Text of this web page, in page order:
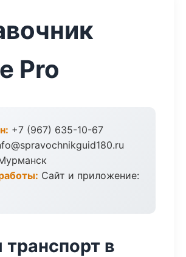
Pro
+7 (967) 635-10-67
Сайт и приложение:
транспорт в